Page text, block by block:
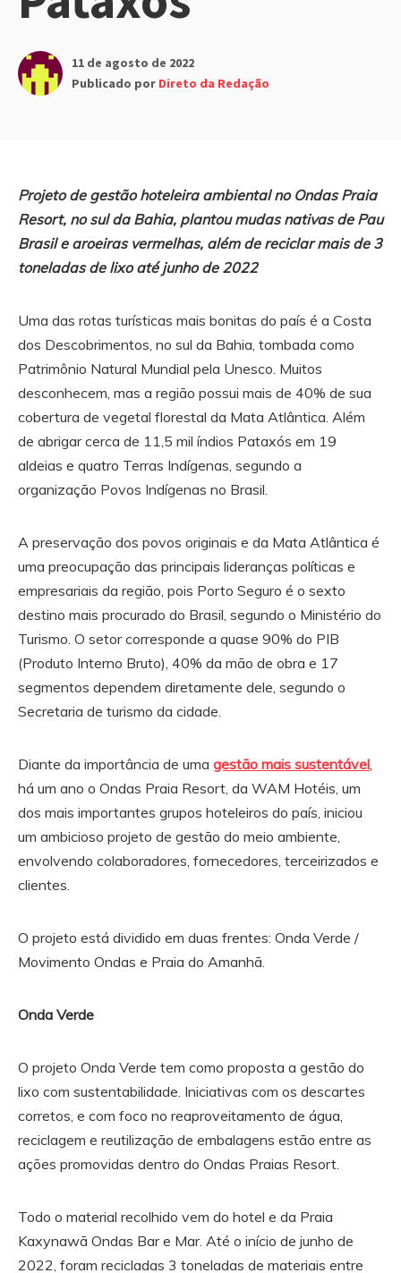
11 de agosto de 2022
Publicado por Direto da Redação
Projeto de gestão hoteleira ambiental no Ondas Praia
Resort, no sul da Bahia, plantou mudas nativas de Pau
Brasil e aroeiras vermelhas, além de reciclar mais de 3
toneladas de lixo até junho de 2022
Uma das rotas turísticas mais bonitas do país é a Costa
dos Descobrimentos, no sul da Bahia, tombada como
Patrimônio Natural Mundial pela Unesco. Muitos
desconhecem, mas a região possui mais de 40% de sua
cobertura de vegetal florestal da Mata Atlântica. Além
de abrigar cerca de 11,5 mil índios Pataxós em 19
aldeias e quatro Terras Indígenas, segundo a
organização Povos Indígenas no Brasil.
A preservação dos povos originais e da Mata Atlântica é
uma preocupação das principais lideranças políticas e
empresariais da região, pois Porto Seguro é o sexto
destino mais procurado do Brasil, segundo o Ministério do
Turismo. O setor corresponde a quase 90% do PIB
(Produto Interno Bruto), 40% da mão de obra e 17
segmentos dependem diretamente dele, segundo o
Secretaria de turismo da cidade.
Diante da importância de uma gestão mais sustentável,
há um ano o Ondas Praia Resort, da WAM Hotéis, um
dos mais importantes grupos hoteleiros do país, iniciou
um ambicioso projeto de gestão do meio ambiente,
envolvendo colaboradores, fornecedores, terceirizados e
clientes.
O projeto está dividido em duas frentes: Onda Verde /
Movimento Ondas e Praia do Amanhã.
Onda Verde
O projeto Onda Verde tem como proposta a gestão do
lixo com sustentabilidade. Iniciativas com os descartes
corretos, e com foco no reaproveitamento de água,
reciclagem e reutilização de embalagens estão entre as
ações promovidas dentro do Ondas Praias Resort.
Todo o material recolhido vem do hotel e da Praia
Kaxynawã Ondas Bar e Mar. Até o início de junho de
2022, foram recicladas 3 toneladas de materiais entre